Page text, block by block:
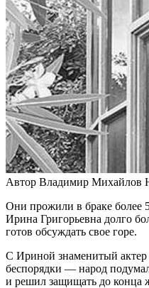
Автор Владимир Михайлов
Они прожили в браке более
Ирина Григорьевна долго
готов обсуждать свое горе.
С Ириной знаменитый актер
беспорядки — народ
и решил защищать до конца